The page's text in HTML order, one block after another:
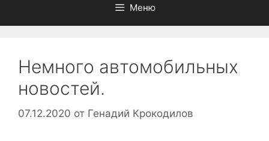
Меню
Немного автомобильных
новостей.
07.12.2020 от Генадий Крокодилов